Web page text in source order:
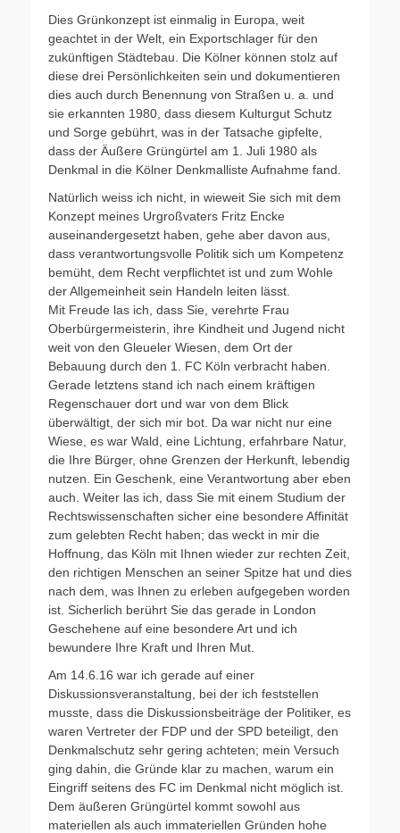
Dies Grünkonzept ist einmalig in Europa, weit
geachtet in der Welt, ein Exportschlager für den
zukünftigen Städtebau. Die Kölner können stolz auf
diese drei Persönlichkeiten sein und dokumentieren
dies auch durch Benennung von Straßen u. a. und
sie erkannten 1980, dass diesem Kulturgut Schutz
und Sorge gebührt, was in der Tatsache gipfelte,
dass der Äußere Grüngürtel am 1. Juli 1980 als
Denkmal in die Kölner Denkmalliste Aufnahme fand.
Natürlich weiss ich nicht, in wieweit Sie sich mit dem
Konzept meines Urgroßvaters Fritz Encke
auseinandergesetzt haben, gehe aber davon aus,
dass verantwortungsvolle Politik sich um Kompetenz
bemüht, dem Recht verpflichtet ist und zum Wohle
der Allgemeinheit sein Handeln leiten lässt.
Mit Freude las ich, dass Sie, verehrte Frau
Oberbürgermeisterin, ihre Kindheit und Jugend nicht
weit von den Gleueler Wiesen, dem Ort der
Bebauung durch den 1. FC Köln verbracht haben.
Gerade letztens stand ich nach einem kräftigen
Regenschauer dort und war von dem Blick
überwältigt, der sich mir bot. Da war nicht nur eine
Wiese, es war Wald, eine Lichtung, erfahrbare Natur,
die Ihre Bürger, ohne Grenzen der Herkunft, lebendig
nutzen. Ein Geschenk, eine Verantwortung aber eben
auch. Weiter las ich, dass Sie mit einem Studium der
Rechtswissenschaften sicher eine besondere Affinität
zum gelebten Recht haben; das weckt in mir die
Hoffnung, das Köln mit Ihnen wieder zur rechten Zeit,
den richtigen Menschen an seiner Spitze hat und dies
nach dem, was Ihnen zu erleben aufgegeben worden
ist. Sicherlich berührt Sie das gerade in London
Geschehene auf eine besondere Art und ich
bewundere Ihre Kraft und Ihren Mut.
Am 14.6.16 war ich gerade auf einer
Diskussionsveranstaltung, bei der ich feststellen
musste, dass die Diskussionsbeiträge der Politiker, es
waren Vertreter der FDP und der SPD beteiligt, den
Denkmalschutz sehr gering achteten; mein Versuch
ging dahin, die Gründe klar zu machen, warum ein
Eingriff seitens des FC im Denkmal nicht möglich ist.
Dem äußeren Grüngürtel kommt sowohl aus
materiellen als auch immateriellen Gründen hohe